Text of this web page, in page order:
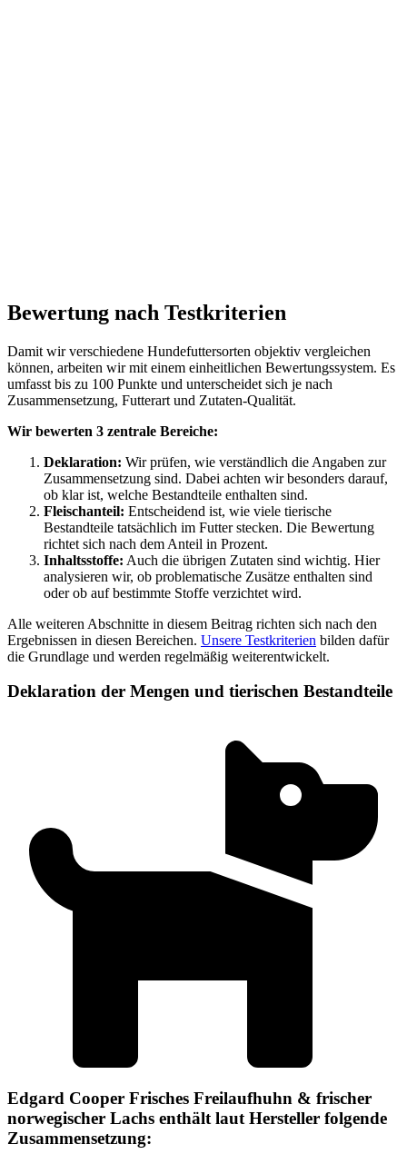
Bewertung nach Testkriterien
Damit wir verschiedene Hundefuttersorten objektiv vergleichen
können, arbeiten wir mit einem einheitlichen Bewertungssystem. Es
umfasst bis zu 100 Punkte und unterscheidet sich je nach
Zusammensetzung, Futterart und Zutaten-Qualität.
Wir bewerten 3 zentrale Bereiche:
Deklaration: Wir prüfen, wie verständlich die Angaben zur
Zusammensetzung sind. Dabei achten wir besonders darauf,
ob klar ist, welche Bestandteile enthalten sind.
Fleischanteil: Entscheidend ist, wie viele tierische
Bestandteile tatsächlich im Futter stecken. Die Bewertung
richtet sich nach dem Anteil in Prozent.
Inhaltsstoffe: Auch die übrigen Zutaten sind wichtig. Hier
analysieren wir, ob problematische Zusätze enthalten sind
oder ob auf bestimmte Stoffe verzichtet wird.
Alle weiteren Abschnitte in diesem Beitrag richten sich nach den
Ergebnissen in diesen Bereichen. Unsere Testkriterien bilden dafür
die Grundlage und werden regelmäßig weiterentwickelt.
Deklaration der Mengen und tierischen Bestandteile
Edgard Cooper Frisches Freilaufhuhn & frischer
norwegischer Lachs enthält laut Hersteller folgende
Zusammensetzung: